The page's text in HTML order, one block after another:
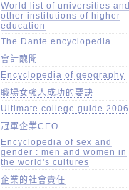
World list of universities and
other institutions of higher
education
The Dante encyclopedia
會計醜聞
Encyclopedia of geography
職場女強人成功的要訣
Ultimate college guide 2006
冠軍企業CEO
Encyclopedia of sex and
gender : men and women in
the world's cultures
企業的社會責任